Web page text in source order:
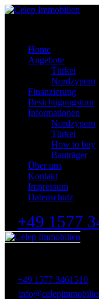
Home
Angebote
Türkei
Nordzypern
Finanzierung
Besichtigungstour
Informationen
Nordzypern
Türkei
How to buy
Bauträger
Über uns
Kontakt
Impressum
Datenschutz
+49 1577
+49 1577 3461510